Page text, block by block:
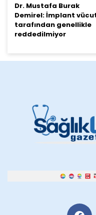
Dr. Mustafa Burak
Demirel: İmplant
tarafından genellikle
reddedilmiyor